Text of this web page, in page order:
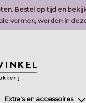
Bestel op tijd en
vormen, worden in
Extra's en accessoires